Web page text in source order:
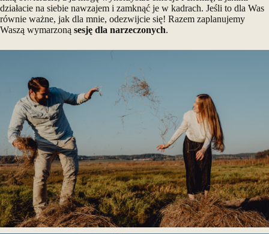
działacie na siebie nawzajem i zamknąć je w kadrach. Jeśli to dla Was
równie ważne, jak dla mnie, odezwijcie się! Razem zaplanujemy
Waszą wymarzoną sesję dla narzeczonych.